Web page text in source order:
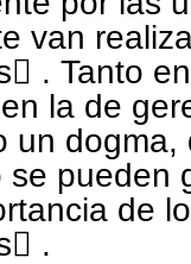
van
. Tanto
la de
un
se pueden
de
.